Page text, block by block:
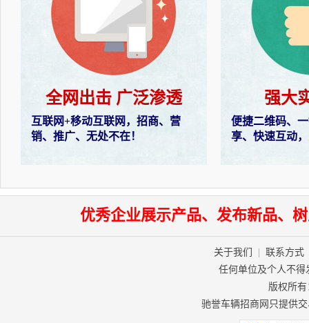
全网出击 广泛渗透
互联网+移动互联网，招商、营
销、推广、无处不在！
强大
便捷二维码、
享、快速互动
优秀企业展示产品、发布新品、
关于我们 联系方式
任何单位及个人不
版权所有
驰誉车辆招商网只提供